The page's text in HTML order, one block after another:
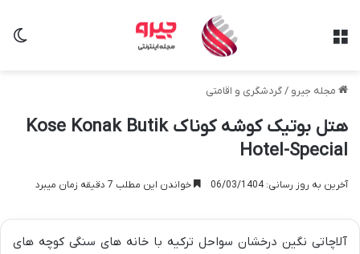
مجله جیرو /گردشگری و اقامتی
هتل بوتیک کوشه کوناک Kose Konak Butik
Hotel-Special
آخرین به روز رسانی: 06/03/1404 خواندن این مطلب 7 دقیقه زمان میبرد
آلاچاتی نگین درخشان سواحل ترکیه با خانه های سنگی کوچه های